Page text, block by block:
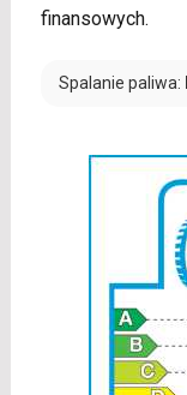
finansowych.
Spalanie paliwa: